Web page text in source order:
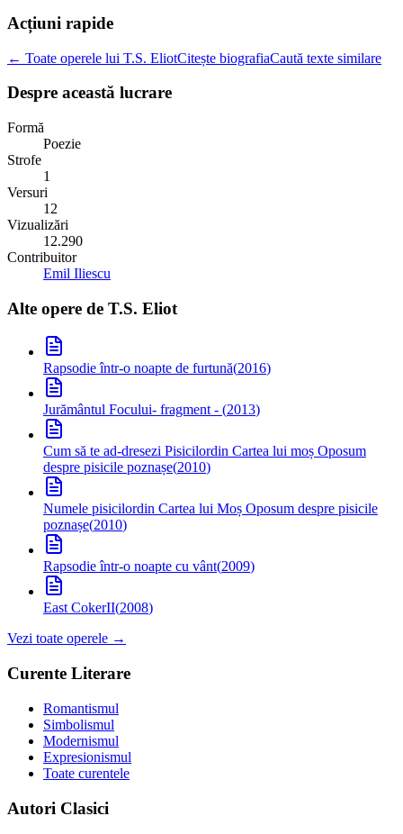
Acțiuni rapide
← Toate operele lui T.S. EliotCitește biografiaCaută texte similare
Despre această lucrare
Formă
Poezie
Strofe
1
Versuri
12
Vizualizări
12.290
Contribuitor
Emil Iliescu
Alte opere de T.S. Eliot
Rapsodie într-o noapte de furtună(2016)
Jurământul Focului- fragment - (2013)
Cum să te ad-dresezi Pisicilordin Cartea lui moș Oposum
despre pisicile poznașe(2010)
Numele pisicilordin Cartea lui Moș Oposum despre pisicile
poznașe(2010)
Rapsodie într-o noapte cu vânt(2009)
East CokerII(2008)
Vezi toate operele →
Curente Literare
Romantismul
Simbolismul
Modernismul
Expresionismul
Toate curentele
Autori Clasici